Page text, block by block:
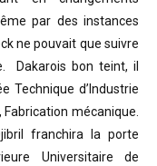
par des instances
ne pouvait que suivre
Dakarois bon teint, il
Technique d’Industrie
mécanique.
franchira la porte
Universitaire de